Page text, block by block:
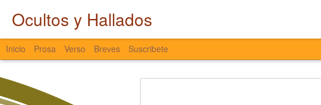
Ocultos y Hallados
Inicio Prosa Verso Breves Suscribete
Entretiempo